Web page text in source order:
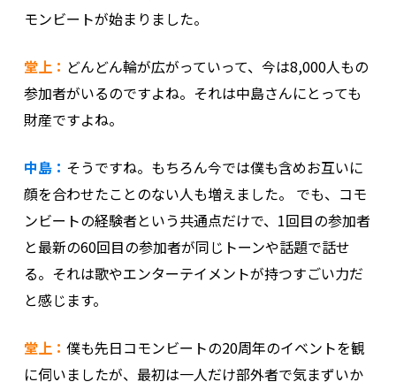
モンビートが始まりました。
堂上： どんどん輪が広がっていって、今は8,000人もの
参加者がいるのですよね。それは中島さんにとっても
財産ですよね。
中島： そうですね。もちろん今では僕も含めお互いに
顔を合わせたことのない人も増えました。 でも、コモ
ンビートの経験者という共通点だけで、1回目の参加者
と最新の60回目の参加者が同じトーンや話題で話せ
る。それは歌やエンターテイメントが持つすごい力だ
と感じます。
堂上： 僕も先日コモンビートの20周年のイベントを観
に伺いましたが、最初は一人だけ部外者で気まずいか